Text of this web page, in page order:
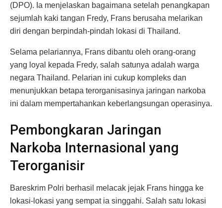
(DPO). Ia menjelaskan bagaimana setelah penangkapan
sejumlah kaki tangan Fredy, Frans berusaha melarikan
diri dengan berpindah-pindah lokasi di Thailand.
Selama pelariannya, Frans dibantu oleh orang-orang
yang loyal kepada Fredy, salah satunya adalah warga
negara Thailand. Pelarian ini cukup kompleks dan
menunjukkan betapa terorganisasinya jaringan narkoba
ini dalam mempertahankan keberlangsungan operasinya.
Pembongkaran Jaringan
Narkoba Internasional yang
Terorganisir
Bareskrim Polri berhasil melacak jejak Frans hingga ke
lokasi-lokasi yang sempat ia singgahi. Salah satu lokasi